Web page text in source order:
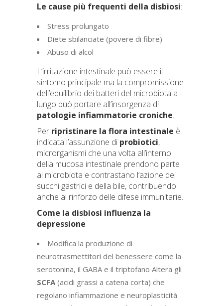
Le cause più frequenti della disbiosi:
Stress prolungato
Diete sbilanciate (povere di fibre)
Abuso di alcol
L’irritazione intestinale può essere il
sintomo principale ma la compromissione
dell’equilibrio dei batteri del microbiota a
lungo può portare all’insorgenza di
patologie infiammatorie croniche.
Per ripristinare la flora intestinale è
indicata l’assunzione di probiotici,
microrganismi che una volta all’interno
della mucosa intestinale prendono parte
al microbiota e contrastano l’azione dei
succhi gastrici e della bile, contribuendo
anche al rinforzo delle difese immunitarie.
Come la disbiosi influenza la
depressione
Modifica la produzione di
neurotrasmettitori del benessere come la
serotonina, il GABA e il triptofano Altera gli
SCFA (acidi grassi a catena corta) che
regolano infiammazione e neuroplasticità